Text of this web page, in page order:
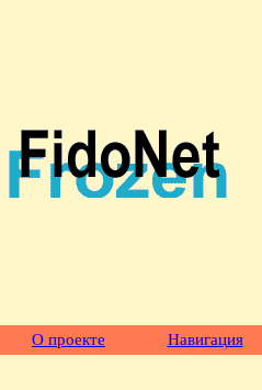
О проекте Навигация